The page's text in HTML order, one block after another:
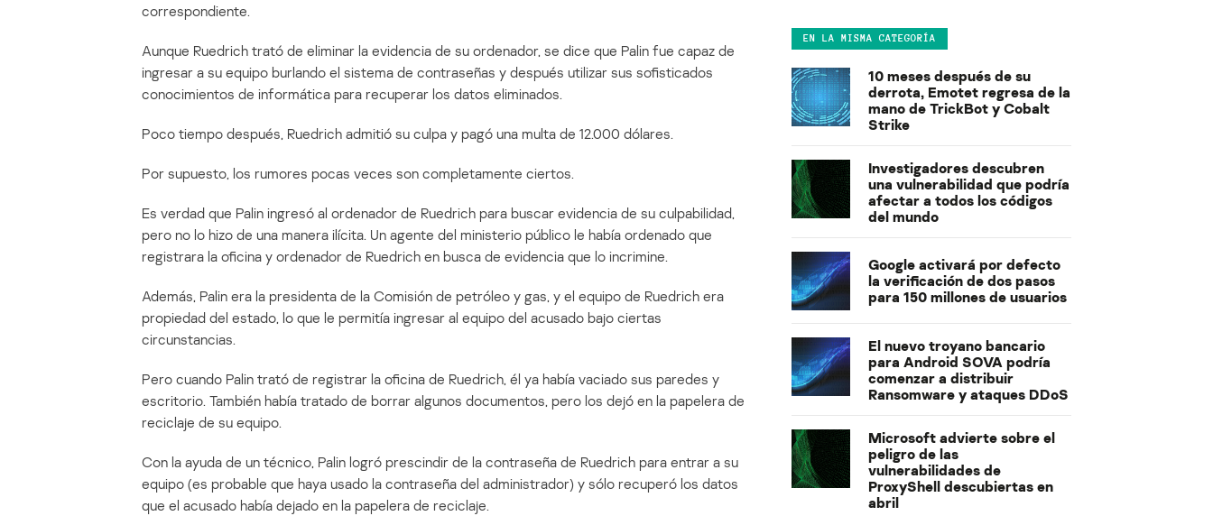
correspondiente.
Aunque Ruedrich trató de eliminar la evidencia de su ordenador, se dice que Palin fue capaz de
ingresar a su equipo burlando el sistema de contraseñas y después utilizar sus sofisticados
conocimientos de informática para recuperar los datos eliminados.
Poco tiempo después, Ruedrich admitió su culpa y pagó una multa de 12.000 dólares.
Por supuesto, los rumores pocas veces son completamente ciertos.
Es verdad que Palin ingresó al ordenador de Ruedrich para buscar evidencia de su culpabilidad,
pero no lo hizo de una manera ilícita. Un agente del ministerio público le había ordenado que
registrara la oficina y ordenador de Ruedrich en busca de evidencia que lo incrimine.
Además, Palin era la presidenta de la Comisión de petróleo y gas, y el equipo de Ruedrich era
propiedad del estado, lo que le permitía ingresar al equipo del acusado bajo ciertas
circunstancias.
Pero cuando Palin trató de registrar la oficina de Ruedrich, él ya había vaciado sus paredes y
escritorio. También había tratado de borrar algunos documentos, pero los dejó en la papelera de
reciclaje de su equipo.
Con la ayuda de un técnico, Palin logró prescindir de la contraseña de Ruedrich para entrar a su
equipo (es probable que haya usado la contraseña del administrador) y sólo recuperó los datos
que el acusado había dejado en la papelera de reciclaje.
EN LA MISMA CATEGORÍA
10 meses después de su
derrota, Emotet regresa de la
mano de TrickBot y Cobalt
Strike
Investigadores descubren
una vulnerabilidad que podría
afectar a todos los códigos
del mundo
Google activará por defecto
la verificación de dos pasos
para 150 millones de usuarios
El nuevo troyano bancario
para Android SOVA podría
comenzar a distribuir
Ransomware y ataques DDoS
Microsoft advierte sobre el
peligro de las
vulnerabilidades de
ProxyShell descubiertas en
abril